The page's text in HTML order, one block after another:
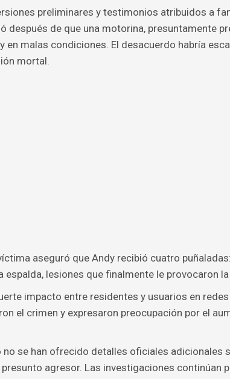
preliminares y testimonios atribuidos a
después de que una motorina, presuntamente
en malas condiciones. El desacuerdo habría
mortal.
aseguró que Andy recibió cuatro
espalda, lesiones que finalmente le provocaron
impacto entre residentes y usuarios en
el crimen y expresaron preocupación por el
no se han ofrecido detalles oficiales adicionales
agresor. Las investigaciones continúan